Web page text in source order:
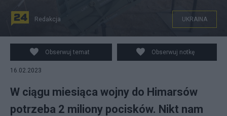
Były szef MON obawia się, że Himarsy będą stały
bezużyteczne, fot. Wikipedia
Redakcja UKRAINA
Obserwuj temat Obserwuj notkę
16.02.2023
W ciągu miesiąca wojny do Himarsów
potrzeba 2 miliony pocisków. Nikt nam